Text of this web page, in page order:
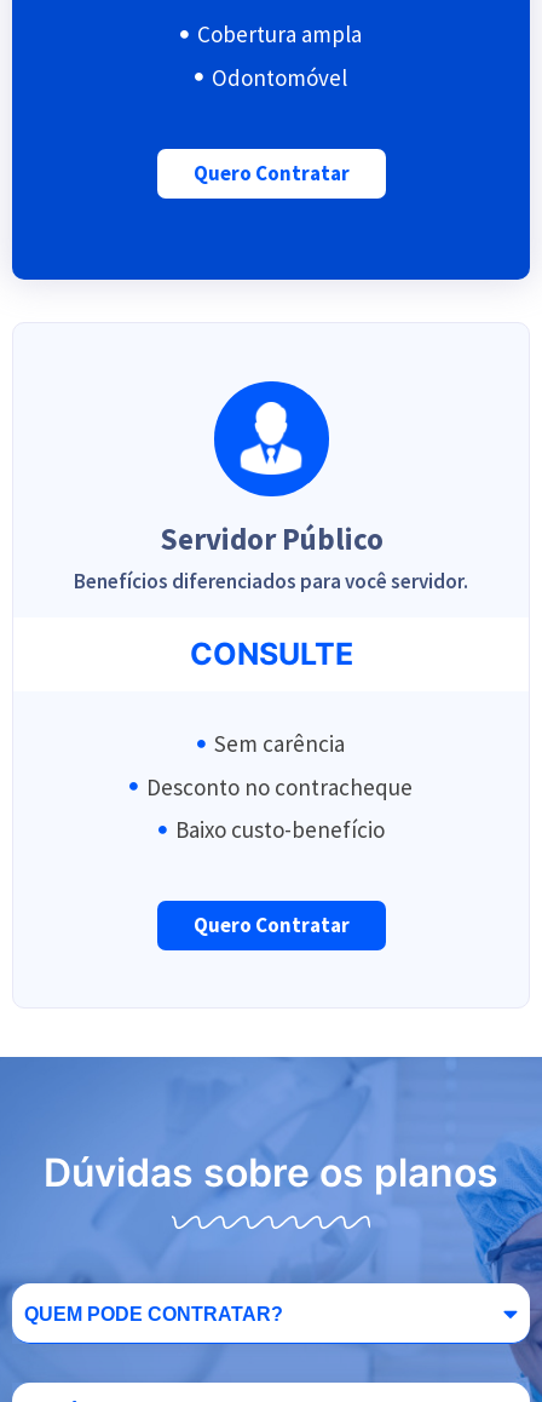
Cobertura ampla
Odontomóvel
Quero Contratar
Servidor Público
Benefícios diferenciados para você servidor.
CONSULTE
Sem carência
Desconto no contracheque
Baixo custo-benefício
Quero Contratar
Dúvidas sobre os planos
QUEM PODE CONTRATAR?